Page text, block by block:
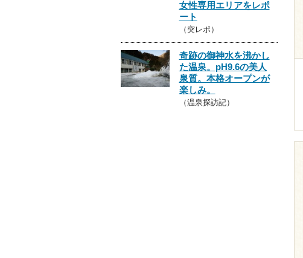
女性専用エリアをレポ
ート
（突レポ）
奇跡の御神水を沸かし
た温泉。pH9.6の美人
泉質。本格オープンが
楽しみ。
（温泉探訪記）